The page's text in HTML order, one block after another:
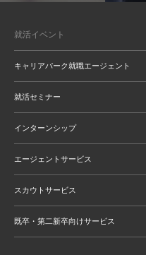
就活イベント
キャリアパーク就職エージェント
就活セミナー
インターンシップ
エージェントサービス
スカウトサービス
既卒・第二新卒向けサービス